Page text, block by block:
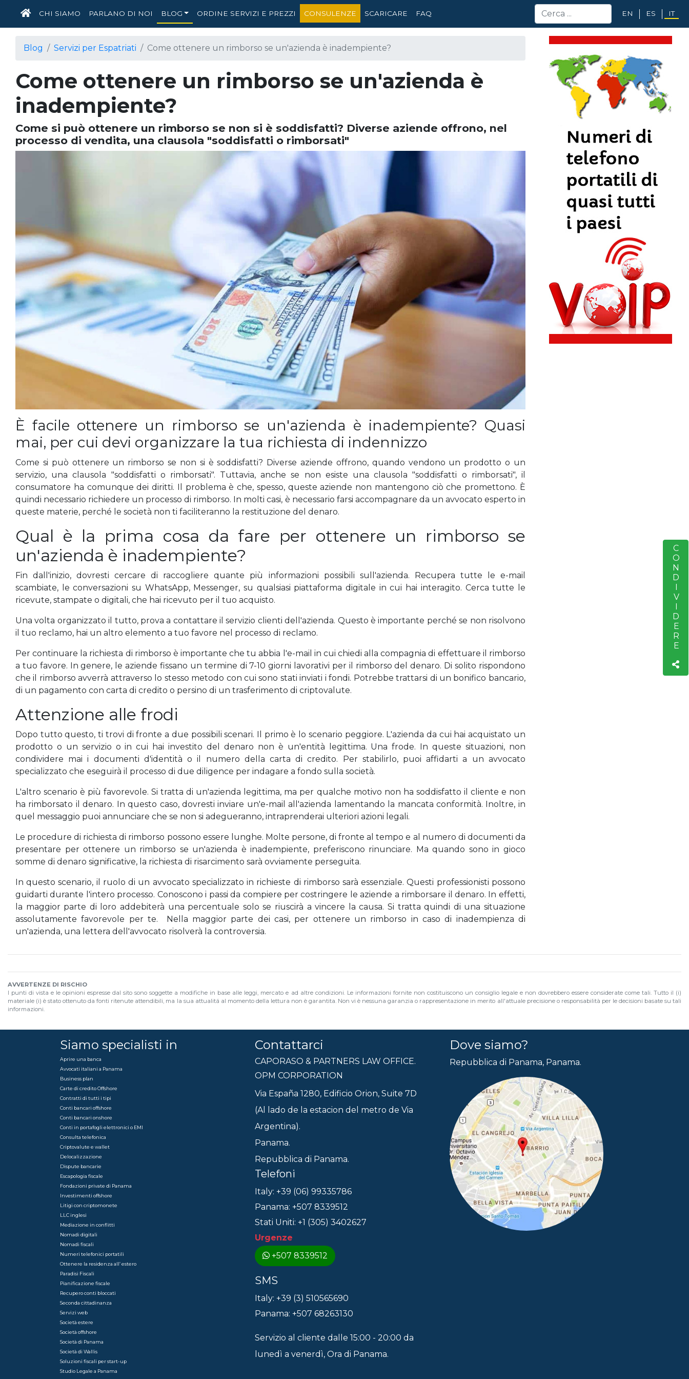
HOME
CHI SIAMO PARLANO DI NOI BLOG ORDINE SERVIZI E PREZZI CONSULENZE SCARICARE FAQ EN ES IT
Blog Servizi per Espatriati Come ottenere un rimborso se un'azienda è inadempiente?
Come ottenere un rimborso se un'azienda è
inadempiente?
Come si può ottenere un rimborso se non si è soddisfatti? Diverse aziende offrono, nel
processo di vendita, una clausola "soddisfatti o rimborsati"
È facile ottenere un rimborso se un'azienda è inadempiente? Quasi
mai, per cui devi organizzare la tua richiesta di indennizzo
Come si può ottenere un rimborso se non si è soddisfatti? Diverse aziende offrono, quando vendono un prodotto o un
servizio, una clausola "soddisfatti o rimborsati". Tuttavia, anche se non esiste una clausola "soddisfatti o rimborsati", il
consumatore ha comunque dei diritti. Il problema è che, spesso, queste aziende non mantengono ciò che promettono. È
quindi necessario richiedere un processo di rimborso. In molti casi, è necessario farsi accompagnare da un avvocato esperto in
queste materie, perché le società non ti faciliteranno la restituzione del denaro.
Qual è la prima cosa da fare per ottenere un rimborso se
un'azienda è inadempiente?
Fin dall'inizio, dovresti cercare di raccogliere quante più informazioni possibili sull'azienda. Recupera tutte le e-mail
scambiate, le conversazioni su WhatsApp, Messenger, su qualsiasi piattaforma digitale in cui hai interagito. Cerca tutte le
ricevute, stampate o digitali, che hai ricevuto per il tuo acquisto.
Una volta organizzato il tutto, prova a contattare il servizio clienti dell'azienda. Questo è importante perché se non risolvono
il tuo reclamo, hai un altro elemento a tuo favore nel processo di reclamo.
Per continuare la richiesta di rimborso è importante che tu abbia l'e-mail in cui chiedi alla compagnia di effettuare il rimborso
a tuo favore. In genere, le aziende fissano un termine di 7-10 giorni lavorativi per il rimborso del denaro. Di solito rispondono
che il rimborso avverrà attraverso lo stesso metodo con cui sono stati inviati i fondi. Potrebbe trattarsi di un bonifico bancario,
di un pagamento con carta di credito o persino di un trasferimento di criptovalute.
Attenzione alle frodi
Dopo tutto questo, ti trovi di fronte a due possibili scenari. Il primo è lo scenario peggiore. L'azienda da cui hai acquistato un
prodotto o un servizio o in cui hai investito del denaro non è un'entità legittima. Una frode. In queste situazioni, non
condividere mai i documenti d'identità o il numero della carta di credito. Per stabilirlo, puoi affidarti a un avvocato
specializzato che eseguirà il processo di due diligence per indagare a fondo sulla società.
L'altro scenario è più favorevole. Si tratta di un'azienda legittima, ma per qualche motivo non ha soddisfatto il cliente e non
ha rimborsato il denaro. In questo caso, dovresti inviare un'e-mail all'azienda lamentando la mancata conformità. Inoltre, in
quel messaggio puoi annunciare che se non si adegueranno, intraprenderai ulteriori azioni legali.
Le procedure di richiesta di rimborso possono essere lunghe. Molte persone, di fronte al tempo e al numero di documenti da
presentare per ottenere un rimborso se un'azienda è inadempiente, preferiscono rinunciare. Ma quando sono in gioco
somme di denaro significative, la richiesta di risarcimento sarà ovviamente perseguita.
In questo scenario, il ruolo di un avvocato specializzato in richieste di rimborso sarà essenziale. Questi professionisti possono
guidarti durante l'intero processo. Conoscono i passi da compiere per costringere le aziende a rimborsare il denaro. In effetti,
la maggior parte di loro addebiterà una percentuale solo se riuscirà a vincere la causa. Si tratta quindi di una situazione
assolutamente favorevole per te. Nella maggior parte dei casi, per ottenere un rimborso in caso di inadempienza di
un'azienda, una lettera dell'avvocato risolverà la controversia.
AVVERTENZE DI RISCHIO
I punti di vista e le opinioni espresse dal sito sono soggette a modifiche in base alle leggi, mercato e ad altre condizioni. Le informazioni fornite non costituiscono un consiglio legale e non dovrebbero essere considerate come tali. Tutto il (i)
materiale (i) è stato ottenuto da fonti ritenute attendibili, ma la sua attualitá al momento della lettura non è garantita. Non vi è nessuna garanzia o rappresentazione in merito all'attuale precisione o responsabilità per le decisioni basate su tali
informazioni.
CONDIVIDERE
Siamo specialisti in
Aprire una banca
Avvocati italiani a Panama
Business plan
Carte di credito Offshore
Contratti di tutti i tipi
Conti bancari offshore
Conti bancari onshore
Conti in portafogli elettronici o EMI
Consulta telefonica
Criptovalute e wallet
Delocalizzazione
Dispute bancarie
Escapologia fiscale
Fondazioni private di Panama
Investimenti offshore
Litigi con criptomonete
LLC inglesi
Mediazione in conflitti
Nomadi digitali
Nomadi fiscali
Numeri telefonici portatili
Ottenere la residenza all’ estero
Paradisi Fiscali
Pianificazione fiscale
Recupero conti bloccati
Seconda cittadinanza
Servizi web
Società estere
Società offshore
Società di Panama
Società di Wallis
Soluzioni fiscali per start-up
Studio Legale a Panama
Contattarci
CAPORASO & PARTNERS LAW OFFICE.
OPM CORPORATION
Via España 1280, Edificio Orion, Suite 7D
(Al lado de la estacion del metro de Via
Argentina).
Panama.
Repubblica di Panama.
Telefoni
Italy: +39 (06) 99335786
Panama: +507 8339512
Stati Uniti: +1 (305) 3402627
Urgenze
+507 8339512
SMS
Italy: +39 (3) 510565690
Panama: +507 68263130
Servizio al cliente dalle 15:00 - 20:00 da
lunedì a venerdì, Ora di Panama.
Dove siamo?
Repubblica di Panama, Panama.